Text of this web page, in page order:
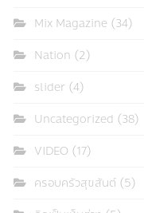
Mix Magazine (34)
Nation (2)
slider (4)
Uncategorized (38)
VIDEO (17)
ครอบครัวสุขสันต์ (5)